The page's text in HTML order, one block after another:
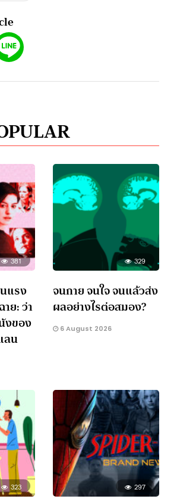
381
แรง
ย: ว่า
งของ
ลน
329
จนกาย จนใจ จนแล้วส่ง
ผลอย่างไรต่อสมอง?
6 August 2026
323 297